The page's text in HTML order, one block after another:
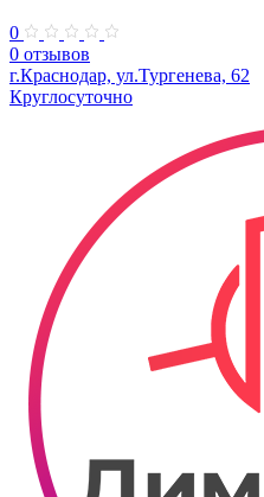
0
0 отзывов
г.Краснодар, ул.Тургенева, 62
Круглосуточно